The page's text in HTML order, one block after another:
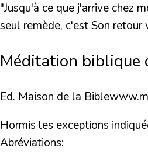
"Jusqu'à ce que j'arrive chez
seul remède, c'est Son retour
Méditation biblique
Ed. Maison de la Bible
Hormis les exceptions
Abréviations: